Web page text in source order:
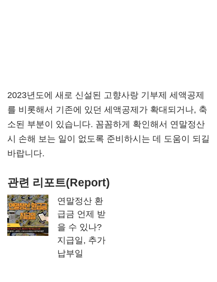
2023년도에 새로 신설된 고향사랑 기부제 세액공제
를 비롯해서 기존에 있던 세액공제가 확대되거나, 축
소된 부분이 있습니다. 꼼꼼하게 확인해서 연말정산
시 손해 보는 일이 없도록 준비하시는 데 도움이 되길
바랍니다.
관련 리포트(Report)
연말정산 환
급금 언제 받
을 수 있나?
지급일, 추가
납부일